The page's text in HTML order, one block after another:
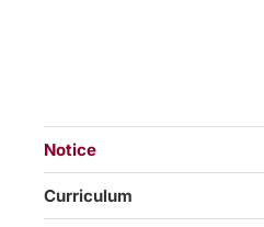
Notice
Curriculum